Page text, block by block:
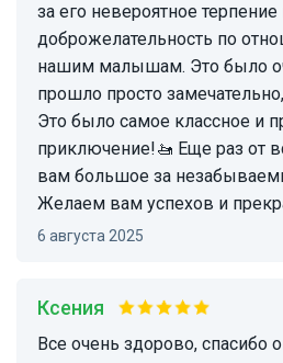
за его невероятное терпение
доброжелательность по
нашим малышам. Это было
прошло просто
Это было самое классное и
приключение!🚤 Еще раз от
вам большое за
Желаем вам успехов и
6 августа 2025
Ксения
Все очень здорово, спасибо огромное.